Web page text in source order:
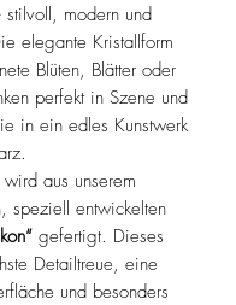
stilvoll, modern und
elegante Kristallform
Blüten, Blätter oder
perfekt in Szene und
in ein edles Kunstwerk
wird aus unserem
speziell entwickelten
gefertigt. Dieses
Detailtreue, eine
und besonders